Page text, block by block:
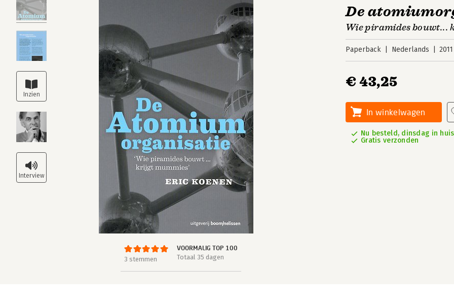
3 stemmen
VOORMALIG TOP 100
Totaal 35 dagen
De
Wie piramides bouwt...
Paperback Nederlands 2011
€ 43,25
In winkelwagen
Nu besteld, dinsdag in huis
Gratis verzonden